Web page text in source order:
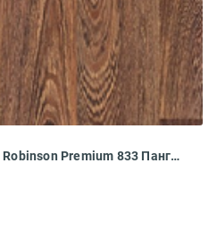
504035035 Ламинат Tarkett Robinson Premium 833 Панга-Панга